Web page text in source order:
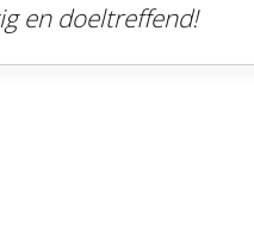
en doeltreffend!